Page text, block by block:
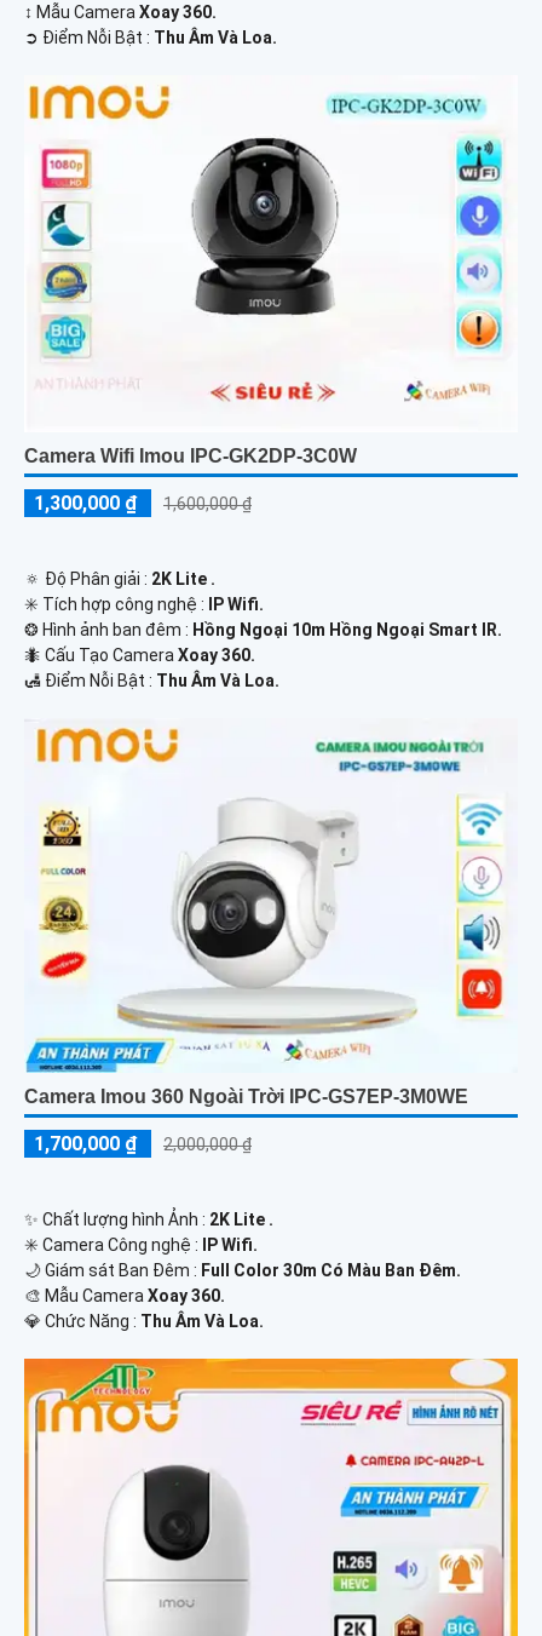
↕️ Mẫu Camera Xoay 360.
️➲ Điểm Nỗi Bật : Thu Âm Và Loa.
Camera Wifi Imou IPC-GK2DP-3C0W
1,300,000 ₫ 1,600,000 ₫
🔅 Độ Phân giải : 2K Lite .
✳️ Tích hợp công nghệ : IP Wifi.
❂ Hình ảnh ban đêm : Hồng Ngoại 10m Hồng Ngoại Smart IR.
🐜 Cấu Tạo Camera Xoay 360.
️🛃 Điểm Nỗi Bật : Thu Âm Và Loa.
Camera Imou 360 Ngoài Trời IPC-GS7EP-3M0WE
1,700,000 ₫ 2,000,000 ₫
✨ Chất lượng hình Ảnh : 2K Lite .
✳️ Camera Công nghệ :
IP Wifi.
🌙 Giám sát Ban Đêm : Full Color 30m Có Màu Ban Ðêm.
🎨 Mẫu CameraXoay 360.
️💎 Chức Năng : Thu Âm Và Loa.